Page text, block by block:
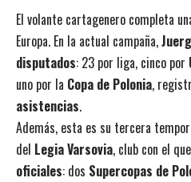
El volante cartagenero completa
Europa. En la actual campaña,
disputados: 23 por liga, cinco por
uno por la Copa de Polonia,
asistencias.
Además, esta es su tercera
del Legia Varsovia, club con el
oficiales: dos Supercopas de